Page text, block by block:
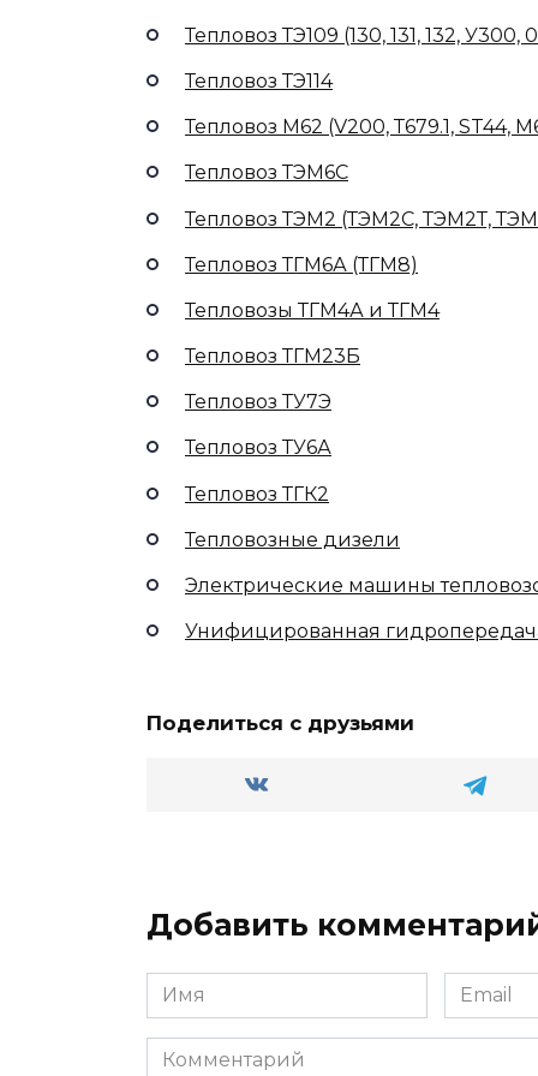
Тепловоз ТЭ109 (130, 131, 132, У300,
Тепловоз ТЭ114
Тепловоз М62 (V200, Т679.1, ST44,
Тепловоз ТЭМ6С
Тепловоз ТЭМ2 (ТЭМ2С, ТЭМ2Т,
Тепловоз ТГМ6А (ТГМ8)
Тепловозы ТГМ4А и ТГМ4
Тепловоз ТГМ23Б
Тепловоз ТУ7Э
Тепловоз ТУ6А
Тепловоз ТГК2
Тепловозные дизели
Электрические машины
Унифицированная
Поделиться с друзьями
Добавить
Имя
*
Email
*
Комментарий